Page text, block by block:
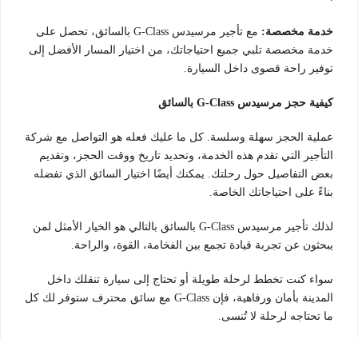
خدمة مخصصة:
مع تأجير مرسيدس G-Class بالسائق، تحصل على
خدمة مخصصة تلبي جميع احتياجاتك، من اختيار المسار الأفضل إلى
توفير راحة قصوى داخل السيارة.
كيفية حجز مرسيدس G-Class بالسائق
عملية الحجز سهلة وسلسة. كل ما عليك فعله هو التواصل مع شركة
التأجير التي تقدم هذه الخدمة، وتحديد تاريخ ووقت الحجز، وتقديم
بعض التفاصيل حول رحلتك. يمكنك أيضًا اختيار السائق الذي تفضله
بناءً على احتياجاتك الخاصة.
لذلك تأجير مرسيدس G-Class بالسائق بالتالي هو الخيار الأمثل لمن
يبحثون عن تجربة قيادة تجمع بين الفخامة، القوة، والراحة.
سواء كنت تخطط لرحلة طويلة أو تحتاج إلى سيارة تنقلك داخل
المدينة بأمان ورفاهية، فإن G-Class مع سائق محترف ستوفر لك كل
ما تحتاجه لرحلة لا تُنسى.